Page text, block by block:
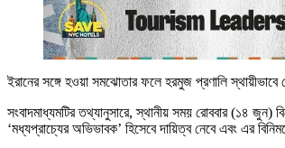
ইরানের সঙ্গে হওয়া সমঝোতার ফলে হরমুজ প্রণালি স্থায়ীভাবে
সংবাদমাধ্যমটির তথ্যানুসারে, স্থানীয় সময় রোববার (১৪ জুন)
‘মধ্যপ্রাচ্যের অভিভাবক’ হিসেবে দায়িত্ব নেবে এবং এর